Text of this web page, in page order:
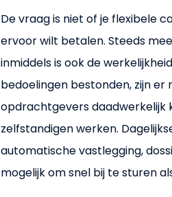
De vraag is niet of je flexibele
ervoor wilt betalen. Steeds
inmiddels is ook de
bedoelingen bestonden, zijn
opdrachtgevers daadwerkelijk
zelfstandigen werken.
automatische vastlegging,
mogelijk om snel bij te sturen